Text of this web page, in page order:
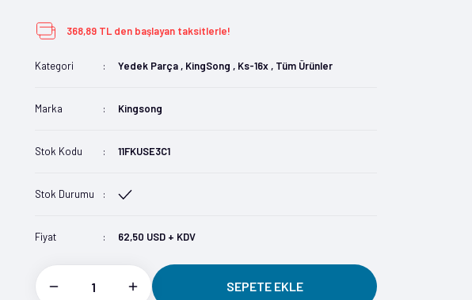
368,89 TL den başlayan taksitlerle!
Kategori Yedek Parça , KingSong , Ks-16x , Tüm Ürünler
Marka Kingsong
Stok Kodu 11FKUSE3C1
Stok Durumu
Fiyat 62,50 USD + KDV
SEPETE EKLE